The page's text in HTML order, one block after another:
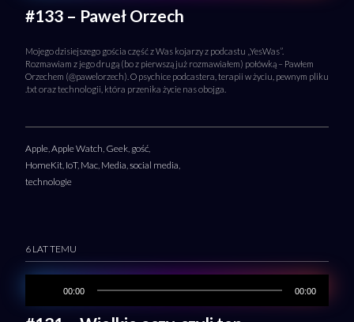
#133 – Paweł Orzech
Mojego dzisiejszego gościa część z Was kojarzy z podcastu „YesWas”.
Rozmawiam z jego drugą (bo z pierwszą już rozmawiałem) połówką – Pawłem
Orzechem (@pawelorzech). O psychice podcastera, terapii w życiu, pewnym pliku
.txt oraz technologii, która przenika życie nas obojga.
Apple Apple Watch Geek gość
HomeKit IoT, Mac Media social media
technologie
6 LAT TEMU
00:00 00:00